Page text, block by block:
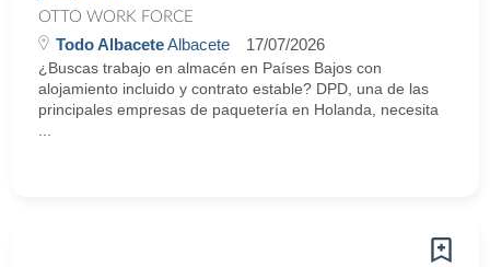
OTTO WORK FORCE
Todo AlbaceteAlbacete 17/07/2026
¿Buscas trabajo en almacén en Países Bajos con
alojamiento incluido y contrato estable? DPD, una de las
principales empresas de paquetería en Holanda, necesita